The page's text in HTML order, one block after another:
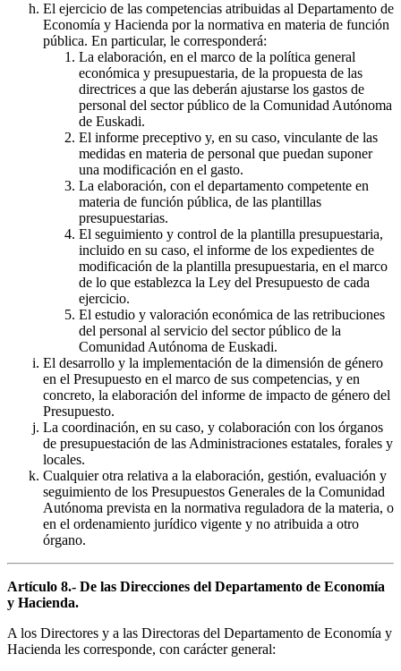
El ejercicio de las competencias atribuidas al Departamento de
Economía y Hacienda por la normativa en materia de función
pública. En particular, le corresponderá:
La elaboración, en el marco de la política general
económica y presupuestaria, de la propuesta de las
directrices a que las deberán ajustarse los gastos de
personal del sector público de la Comunidad Autónoma
de Euskadi.
El informe preceptivo y, en su caso, vinculante de las
medidas en materia de personal que puedan suponer
una modificación en el gasto.
La elaboración, con el departamento competente en
materia de función pública, de las plantillas
presupuestarias.
El seguimiento y control de la plantilla presupuestaria,
incluido en su caso, el informe de los expedientes de
modificación de la plantilla presupuestaria, en el marco
de lo que establezca la Ley del Presupuesto de cada
ejercicio.
El estudio y valoración económica de las retribuciones
del personal al servicio del sector público de la
Comunidad Autónoma de Euskadi.
El desarrollo y la implementación de la dimensión de género
en el Presupuesto en el marco de sus competencias, y en
concreto, la elaboración del informe de impacto de género del
Presupuesto.
La coordinación, en su caso, y colaboración con los órganos
de presupuestación de las Administraciones estatales, forales y
locales.
Cualquier otra relativa a la elaboración, gestión, evaluación y
seguimiento de los Presupuestos Generales de la Comunidad
Autónoma prevista en la normativa reguladora de la materia, o
en el ordenamiento jurídico vigente y no atribuida a otro
órgano.
Artículo 8.- De las Direcciones del Departamento de Economía
y Hacienda.
A los Directores y a las Directoras del Departamento de Economía y
Hacienda les corresponde, con carácter general: